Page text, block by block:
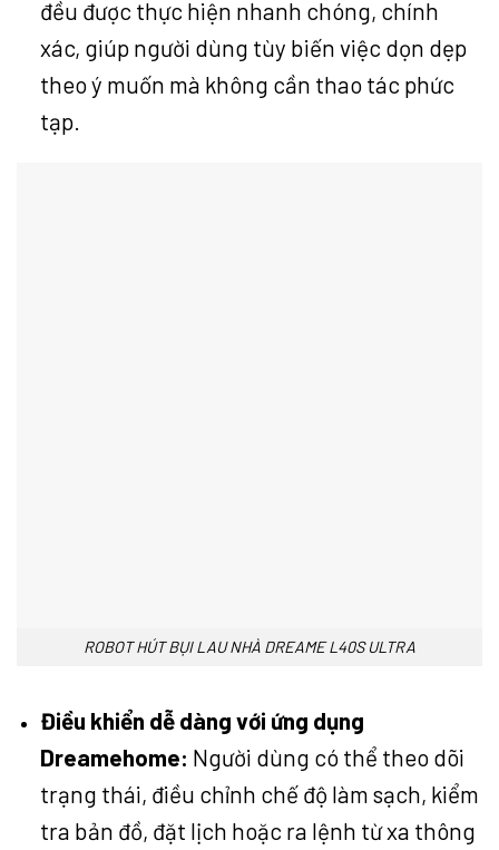
đều được thực hiện nhanh chóng, chính
xác, giúp người dùng tùy biến việc dọn dẹp
theo ý muốn mà không cần thao tác phức
tạp.
ROBOT HÚT BỤI LAU NHÀ DREAME L40S ULTRA
Điều khiển dễ dàng với ứng dụng
Dreamehome: Người dùng có thể theo dõi
trạng thái, điều chỉnh chế độ làm sạch, kiểm
tra bản đồ, đặt lịch hoặc ra lệnh từ xa thông